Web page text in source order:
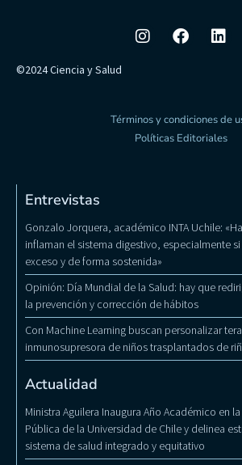
©2024 Ciencia y Salud
Términos y condiciones de
Políticas Editoriales
Entrevistas
Gonzalo Jorquera, académico INTA Uchile:
inflaman el sistema digestivo, especialmente
exceso y de forma sostenida»
Opinión: Día Mundial de la Salud: hay que
la prevención y corrección de hábitos
Con Machine Learning buscan personalizar
inmunosupresora de niños trasplantados de
Actualidad
Ministra Aguilera Inaugura Año Académico en
Pública de la Universidad de Chile y delinea
sistema de salud integrado y equitativo